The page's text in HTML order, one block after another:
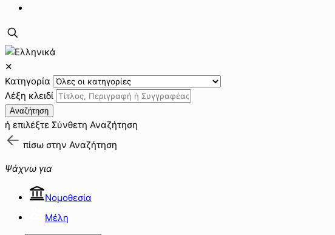
✕
Κατηγορία
Λέξη κλειδί
Αναζήτηση
ή επιλέξτε Σύνθετη Αναζήτηση
πίσω στην Αναζήτηση
Ψάχνω για
Νομοθεσία
Μέλη